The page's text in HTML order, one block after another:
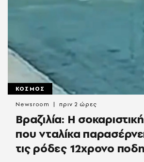
ΚΟΣΜΟΣ
Βραζιλία: Η
που νταλίκα
τις ρόδες 12χρονο
Newsroom πριν 2 ώρες